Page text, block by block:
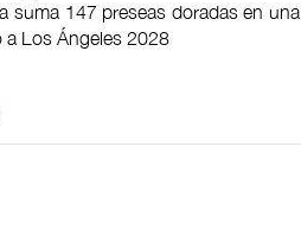
suma 147 preseas doradas en una
a Los Ángeles 2028